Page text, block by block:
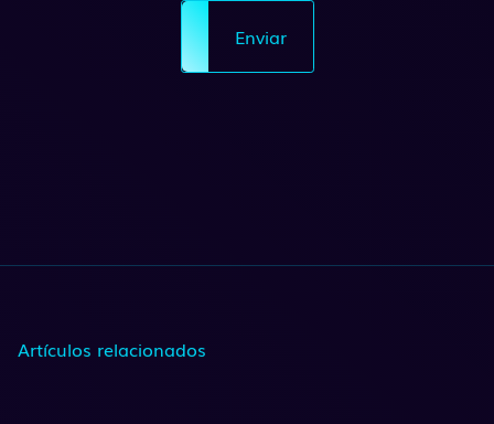
Enviar
Artículos relacionados